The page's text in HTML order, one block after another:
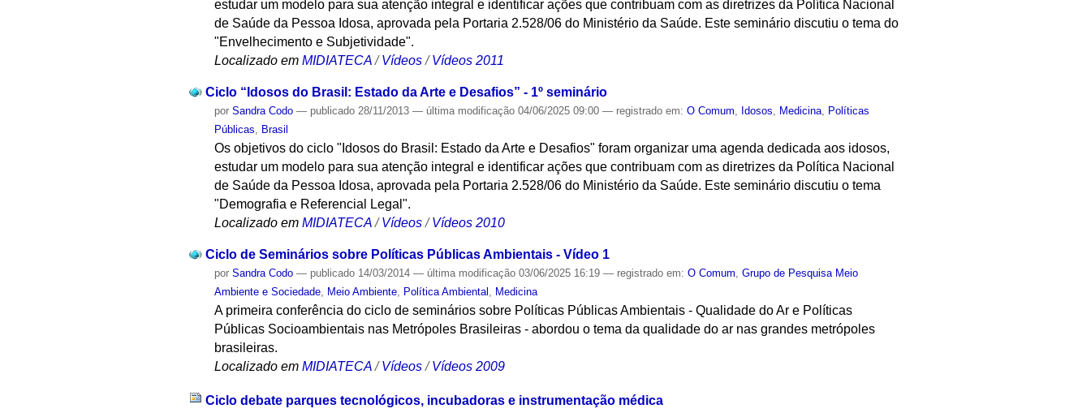
estudar um modelo para sua atenção integral e identificar ações que contribuam com as diretrizes da Política Nacional
de Saúde da Pessoa Idosa, aprovada pela Portaria 2.528/06 do Ministério da Saúde. Este seminário discutiu o tema do
"Envelhecimento e Subjetividade".
Localizado em MIDIATECA /Vídeos /Vídeos 2011
Ciclo “Idosos do Brasil: Estado da Arte e Desafios” - 1º seminário
porSandra Codo — publicado 28/11/2013— última modificação 04/06/2025 09:00— registrado em:O Comum Idosos Medicina
Políticas
Públicas
Brasil
Os objetivos do ciclo "Idosos do Brasil: Estado da Arte e Desafios" foram organizar uma agenda dedicada aos idosos,
estudar um modelo para sua atenção integral e identificar ações que contribuam com as diretrizes da Política Nacional
de Saúde da Pessoa Idosa, aprovada pela Portaria 2.528/06 do Ministério da Saúde. Este seminário discutiu o tema
"Demografia e Referencial Legal".
Localizado em MIDIATECA /Vídeos /Vídeos 2010
Ciclo de Seminários sobre Políticas Públicas Ambientais - Vídeo 1
porSandra Codo — publicado 14/03/2014— última modificação 03/06/2025 16:19— registrado em:O Comum ,Grupo de Pesquisa Meio
Ambiente e Sociedade Meio Ambiente Política Ambiental Medicina
A primeira conferência do ciclo de seminários sobre Políticas Públicas Ambientais - Qualidade do Ar e Políticas
Públicas Socioambientais nas Metrópoles Brasileiras - abordou o tema da qualidade do ar nas grandes metrópoles
brasileiras.
Localizado em MIDIATECA /Vídeos /Vídeos 2009
Ciclo debate parques tecnológicos, incubadoras e instrumentação médica